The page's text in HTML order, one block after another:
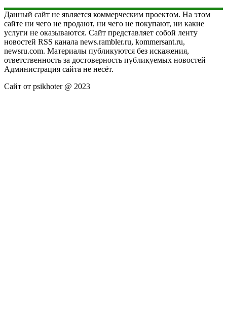
Данный сайт не является коммерческим проектом. На этом
сайте ни чего не продают, ни чего не покупают, ни какие
услуги не оказываются. Сайт представляет собой ленту
новостей RSS канала news.rambler.ru, kommersant.ru,
newsru.com. Материалы публикуются без искажения,
ответственность за достоверность публикуемых новостей
Администрация сайта не несёт.
Сайт от psikhoter @ 2023